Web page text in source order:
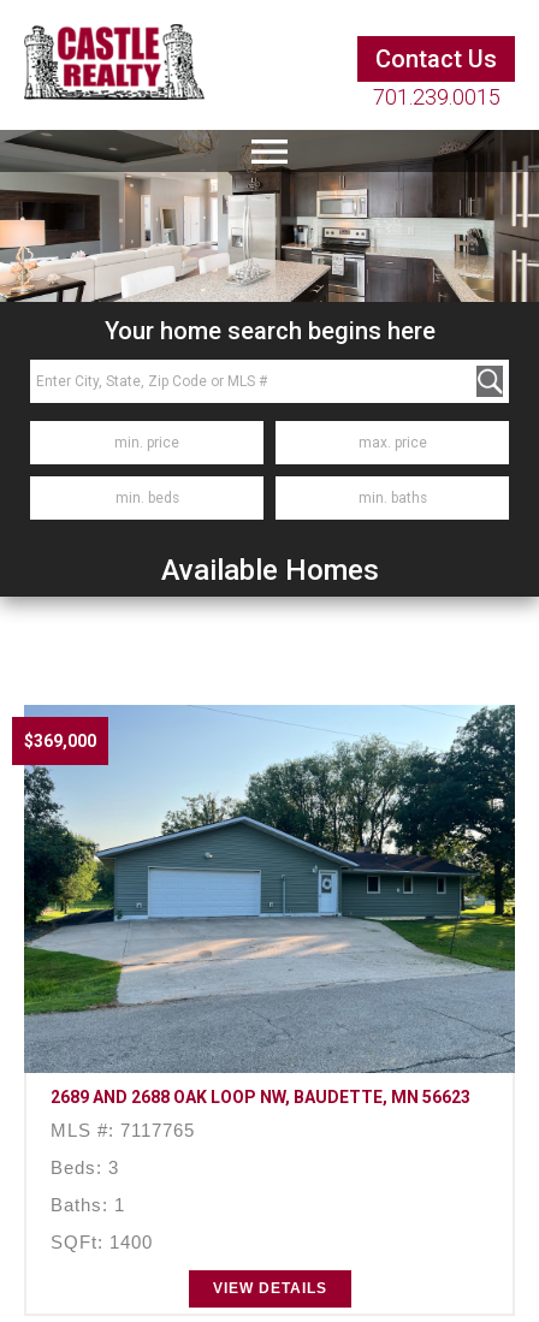
Contact Us
701.239.0015
Your home search begins here
Available Homes
$369,000
2689 AND 2688 OAK LOOP NW, BAUDETTE, MN 56623
MLS #: 7117765
Beds: 3
Baths: 1
SQFt: 1400
VIEW DETAILS